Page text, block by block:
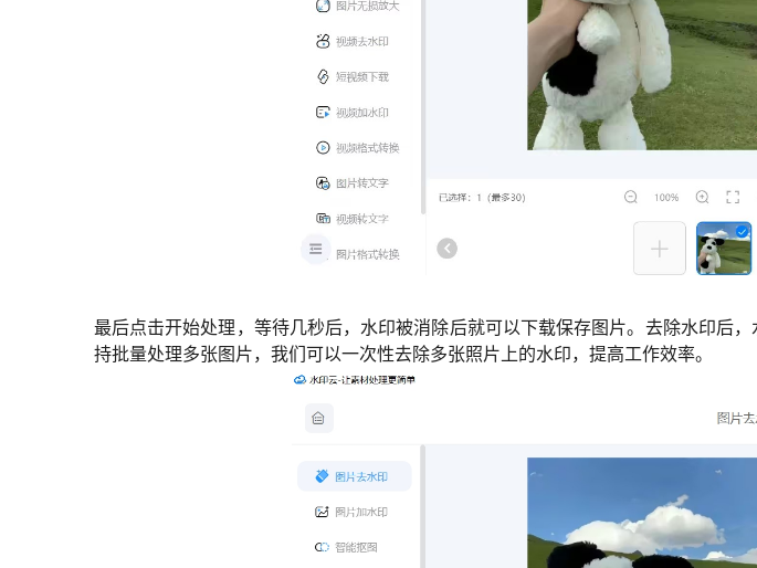
最后点击开始处理，等待几秒后，水印被消除后就可以下载保存图片。去除水印后
持批量处理多张图片，我们可以一次性去除多张照片上的水印，提高工作效率。